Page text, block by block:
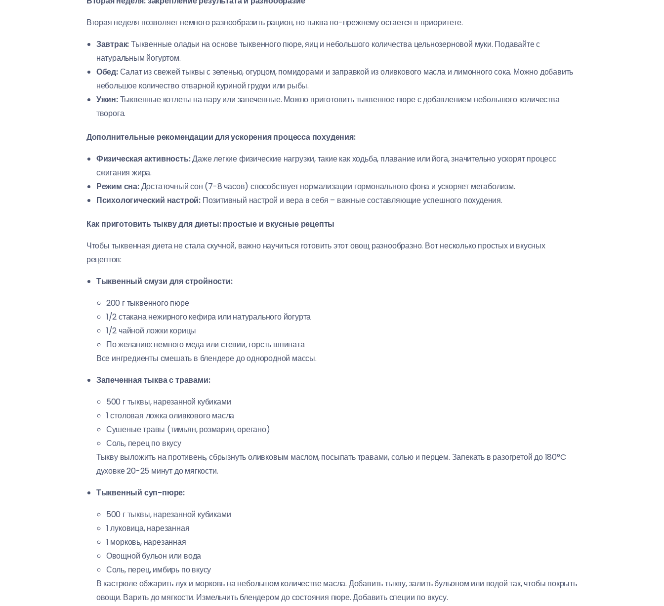
Вторая неделя позволяет немного разнообразить рацион, но тыква по-прежнему остается в приоритете.
Завтрак:Тыквенные оладьи на основе тыквенного пюре, яиц и небольшого количества цельнозерновой муки. Подавайте с
натуральным йогуртом.
Обед:Салат из свежей тыквы с зеленью, огурцом, помидорами и заправкой из оливкового масла и лимонного сока. Можно добавить
небольшое количество отварной куриной грудки или рыбы.
Ужин:Тыквенные котлеты на пару или запеченные. Можно приготовить тыквенное пюре с добавлением небольшого количества
творога.
Дополнительные рекомендации для ускорения процесса похудения:
Физическая активность:Даже легкие физические нагрузки, такие как ходьба, плавание или йога, значительно ускорят процесс
сжигания жира.
Режим сна:Достаточный сон (7-8 часов) способствует нормализации гормонального фона и ускоряет метаболизм.
Психологический настрой:Позитивный настрой и вера в себя – важные составляющие успешного похудения.
Как приготовить тыкву для диеты: простые и вкусные рецепты
Чтобы тыквенная диета не стала скучной, важно научиться готовить этот овощ разнообразно. Вот несколько простых и вкусных
рецептов:
Тыквенный смузи для стройности:
200 г тыквенного пюре
1/2 стакана нежирного кефира или натурального йогурта
1/2 чайной ложки корицы
По желанию: немного меда или стевии, горсть шпината
Все ингредиенты смешать в блендере до однородной массы.
Запеченная тыква с травами:
500 г тыквы, нарезанной кубиками
1 столовая ложка оливкового масла
Сушеные травы (тимьян, розмарин, орегано)
Соль, перец по вкусу
Тыкву выложить на противень, сбрызнуть оливковым маслом, посыпать травами, солью и перцем. Запекать в разогретой до 180°C
духовке 20-25 минут до мягкости.
Тыквенный суп-пюре:
500 г тыквы, нарезанной кубиками
1 луковица, нарезанная
1 морковь, нарезанная
Овощной бульон или вода
Соль, перец, имбирь по вкусу
В кастрюле обжарить лук и морковь на небольшом количестве масла. Добавить тыкву, залить бульоном или водой так, чтобы покрыть
овощи. Варить до мягкости. Измельчить блендером до состояния пюре. Добавить специи по вкусу.